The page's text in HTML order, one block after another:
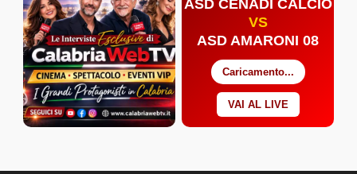
ASD CENADI CALCIO
VS
ASD AMARONI 08
Caricamento...
VAI AL LIVE